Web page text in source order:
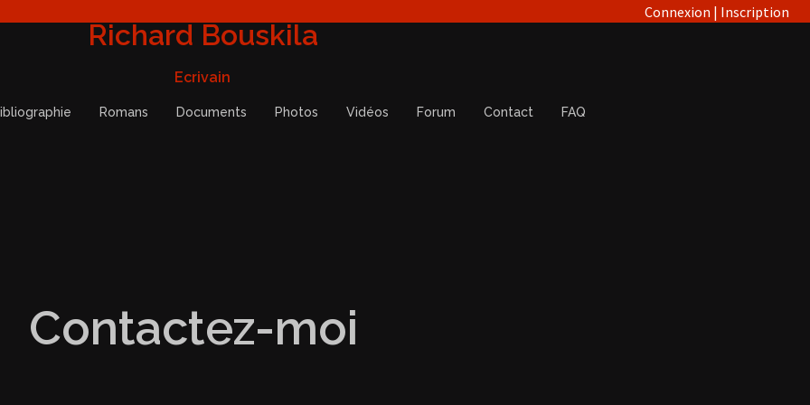
Connexion | Inscription
Richard Bouskila
Ecrivain
Romans Documents Photos Vidéos Forum Contact FAQ
Contactez-moi